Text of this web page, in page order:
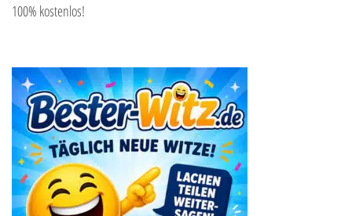
100% kostenlos!